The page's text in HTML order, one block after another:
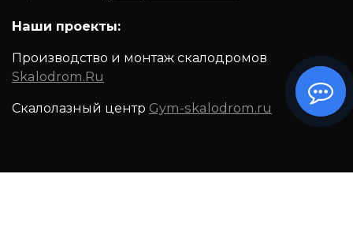
Наши проекты:
Производство и монтаж скалодромов
Skalodrom.Ru
Скалолазный центр Gym-skalodrom.ru